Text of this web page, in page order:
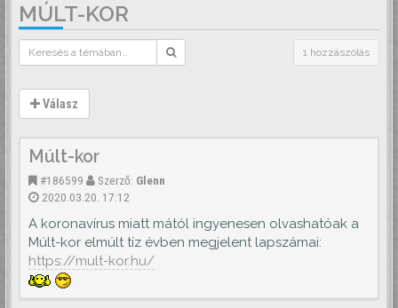
MÚLT-KOR
1 hozzászólás
Válasz
Múlt-kor
#186599 Szerző: Glenn
2020.03.20. 17:12
A koronavírus miatt mától ingyenesen olvashatóak a
Múlt-kor elmúlt tíz évben megjelent lapszámai:
https://mult-kor.hu/